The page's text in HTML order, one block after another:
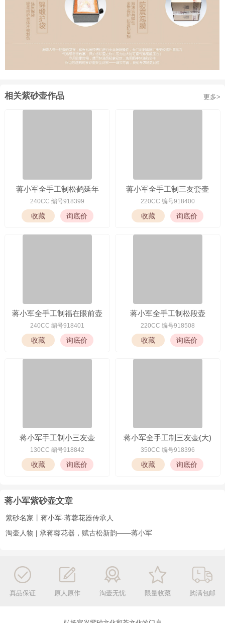
相关紫砂壶作品 更多>
蒋小军全手工制松鹤延年
240CC 编号918399
蒋小军全手工制三友套壶
220CC 编号918400
蒋小军全手工制福在眼前壶
240CC 编号918401
蒋小军全手工制松段壶
220CC 编号918508
蒋小军手工制小三友壶
130CC 编号918842
蒋小军全手工制三友壶(大)
350CC 编号918396
蒋小军紫砂壶文章
紫砂名家丨蒋小军·蒋蓉花器传承人
淘壶人物 | 承蒋蓉花器，赋古松新韵——蒋小军
真品保证 原人原作 淘壶无忧 限量收藏 购满包邮